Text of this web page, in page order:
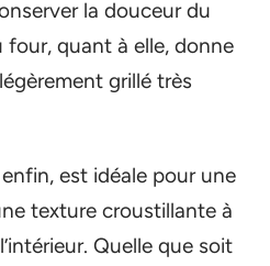
la douceur du
four, quant à elle, donne
grillé très
est idéale pour une
texture croustillante à
Quelle que soit